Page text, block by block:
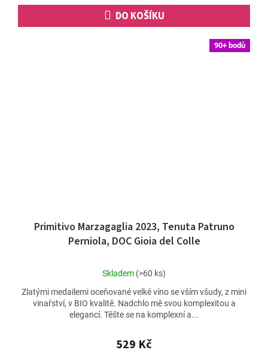
DO KOŠÍKU
90+ bodů
Primitivo Marzagaglia 2023, Tenuta Patruno
Perniola, DOC Gioia del Colle
Průměrné
produktu
je
5,0
5
hvězdiček.
Skladem (>60 ks)
529 Kč
Zlatými medailemi oceňované velké víno se vším všudy, z mini
vinařství, v BIO kvalitě. Nadchlo mě svou komplexitou a
elegancí. Těšte se na komplexní a...